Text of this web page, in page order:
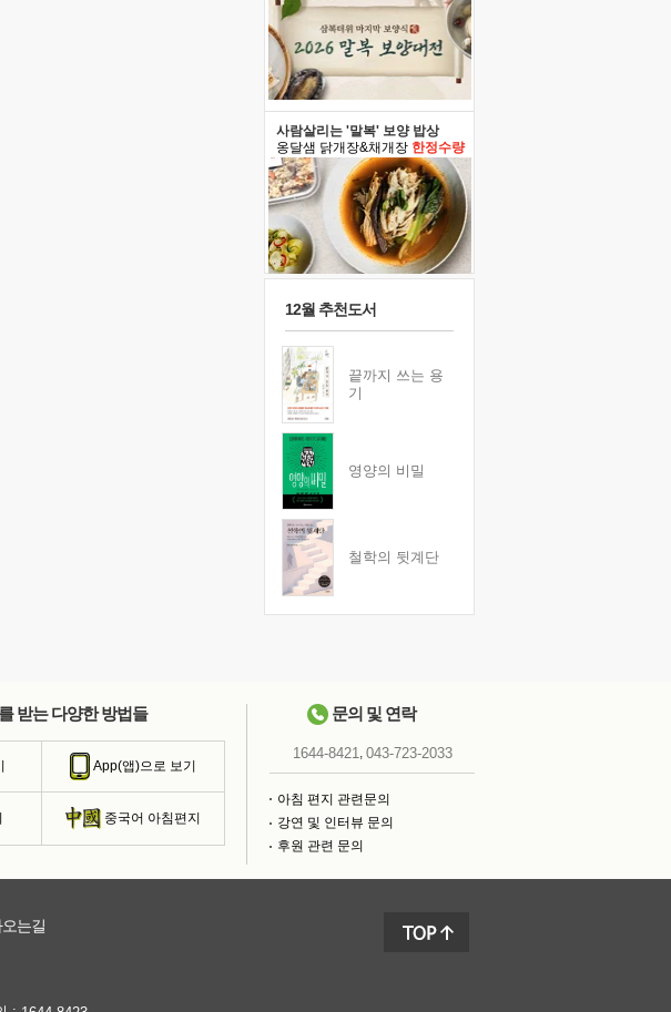
사람살리는 '말복' 보양 밥상
옹달샘 닭개장&채개장 한정수량
12월 추천도서
끝까지 쓰는 용
기
영양의 비밀
철학의 뒷계단
받는 다양한 방법들
App(앱)으로 보기
중국어 아침편지
문의 및 연락
1644-8421, 043-723-2033
아침 편지 관련문의
강연 및 인터뷰 문의
후원 관련 문의
는길